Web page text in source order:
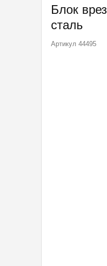
Блок
сталь
Артикул 44495